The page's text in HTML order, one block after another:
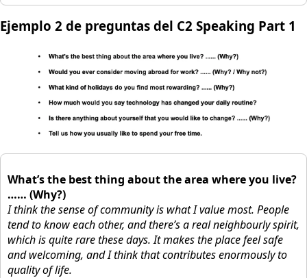
Ejemplo 2 de preguntas del C2 Speaking Part 1
What’s the best thing about the area where you live?
…… (Why?)
I think the sense of community is what I value most. People
tend to know each other, and there’s a real neighbourly spirit,
which is quite rare these days. It makes the place feel safe
and welcoming, and I think that contributes enormously to
quality of life.